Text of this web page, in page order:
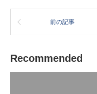
前の記事
Recommended